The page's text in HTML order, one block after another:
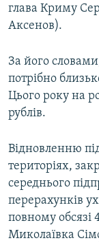
глава Криму
Аксенов).
За його
потрібно
Цього року на
рублів.
Відновленню
територіях,
середнього
перерахунків
повному обсязі
Миколаївка